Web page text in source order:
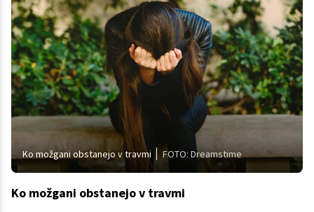
Ko možgani obstanejo v travmi FOTO: Dreamstime
Ko možgani obstanejo v travmi